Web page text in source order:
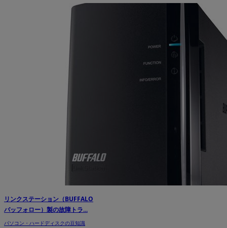
リンクステーション（BUFFALO
バッフォロー）製の故障トラ...
パソコン・ハードディスクの豆知識